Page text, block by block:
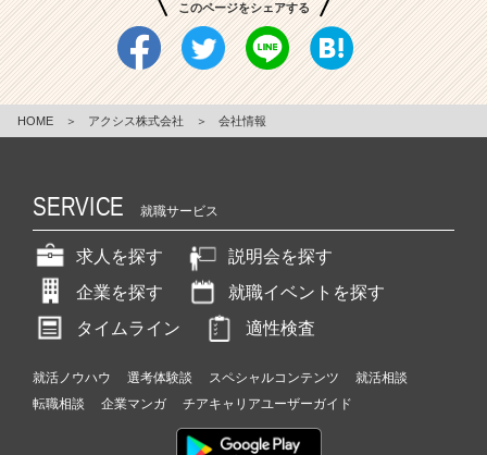
このページをシェアする
HOME ＞ アクシス株式会社 ＞ 会社情報
SERVICE 就職サービス
求人を探す
説明会を探す
企業を探す
就職イベントを探す
タイムライン
適性検査
就活ノウハウ 選考体験談 スペシャルコンテンツ
就活相談
転職相談
企業マンガ チアキャリアユーザーガイド